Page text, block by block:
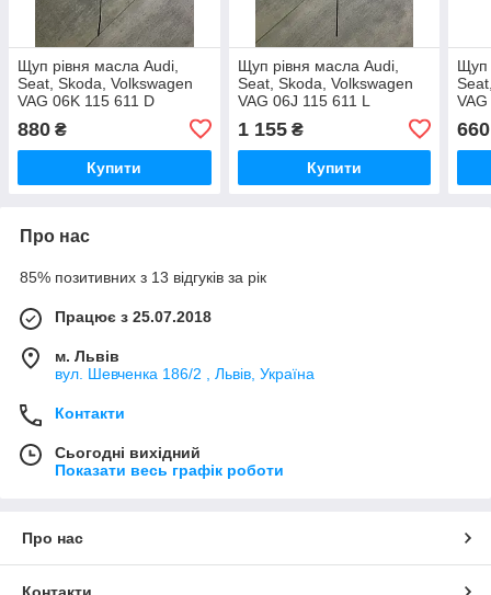
Щуп рівня масла Audi,
Seat, Skoda, Volkswagen
VAG 06K 115 611 D
880 ₴
Купити
Щуп рівня масла Audi,
Seat, Skoda, Volkswagen
VAG 06J 115 611 L
1 155₴
Купити
Щуп
660
Про нас
85% позитивних з 13 відгуків за рік
Працює з 25.07.2018
м. Львів
вул. Шевченка 186/2 , Львів, Україна
Контакти
Сьогодні вихідний
Показати весь графік роботи
Про нас